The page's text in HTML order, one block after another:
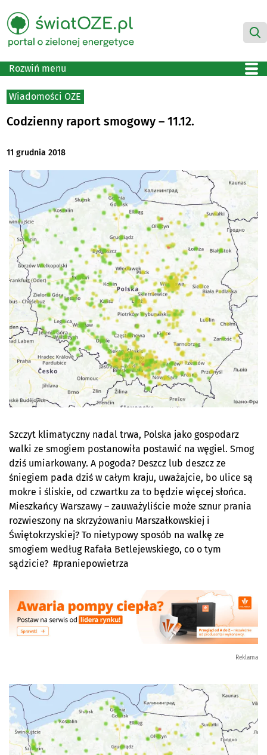
Rozwiń menu
Wiadomości OZE
Codzienny raport smogowy – 11.12.
11 grudnia 2018
Szczyt klimatyczny nadal trwa, Polska jako gospodarz
walki ze smogiem postanowiła postawić na węgiel. Smog
dziś umiarkowany. A pogoda? Deszcz lub deszcz ze
śniegiem pada dziś w całym kraju, uważajcie, bo ulice są
mokre i śliskie, od czwartku za to będzie więcej słońca.
Mieszkańcy Warszawy – zauważyliście może sznur prania
rozwieszony na skrzyżowaniu Marszałkowskiej i
Świętokrzyskiej? To nietypowy sposób na walkę ze
smogiem według Rafała Betlejewskiego, co o tym
sądzicie? #praniepowietrza
Reklama